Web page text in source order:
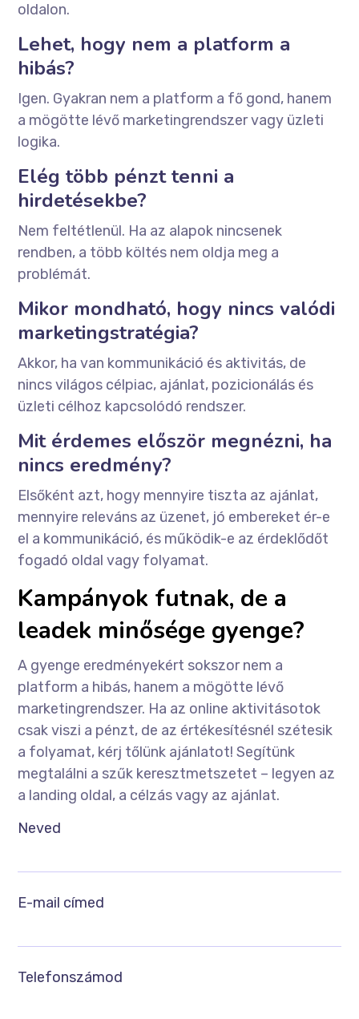
oldalon.
Lehet, hogy nem a platform a
hibás?
Igen. Gyakran nem a platform a fő gond, hanem
a mögötte lévő marketingrendszer vagy üzleti
logika.
Elég több pénzt tenni a
hirdetésekbe?
Nem feltétlenül. Ha az alapok nincsenek
rendben, a több költés nem oldja meg a
problémát.
Mikor mondható, hogy nincs valódi
marketingstratégia?
Akkor, ha van kommunikáció és aktivitás, de
nincs világos célpiac, ajánlat, pozicionálás és
üzleti célhoz kapcsolódó rendszer.
Mit érdemes először megnézni, ha
nincs eredmény?
Elsőként azt, hogy mennyire tiszta az ajánlat,
mennyire releváns az üzenet, jó embereket ér-e
el a kommunikáció, és működik-e az érdeklődőt
fogadó oldal vagy folyamat.
Kampányok futnak, de a
leadek minősége gyenge?
A gyenge eredményekért sokszor nem a
platform a hibás, hanem a mögötte lévő
marketingrendszer. Ha az online aktivitásotok
csak viszi a pénzt, de az értékesítésnél szétesik
a folyamat, kérj tőlünk ajánlatot! Segítünk
megtalálni a szűk keresztmetszetet – legyen az
a landing oldal, a célzás vagy az ajánlat.
Neved
E-mail címed
Telefonszámod